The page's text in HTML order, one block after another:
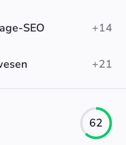
SEO
+14
+21
62